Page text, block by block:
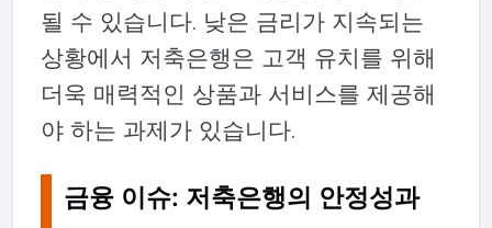
될 수 있습니다. 낮은 금리가 지속되는
상황에서 저축은행은 고객 유치를 위해
더욱 매력적인 상품과 서비스를 제공해
야 하는 과제가 있습니다.
금융 이슈: 저축은행의 안정성과